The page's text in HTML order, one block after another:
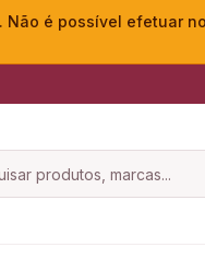
é possível efetuar